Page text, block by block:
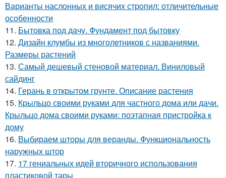
Варианты наслонных и висячих стропил: отличительные
особенности
11. Бытовка под дачу. Фундамент под бытовку
12. Дизайн клумбы из многолетников с названиями.
Размеры растений
13. Самый дешевый стеновой материал. Виниловый
сайдинг
14. Герань в открытом грунте. Описание растения
15. Крыльцо своими руками для частного дома или дачи.
Крыльцо дома своими руками: поэтапная пристройка к
дому
16. Выбираем шторы для веранды. Функциональность
наружных штор
17. 17 гениальных идей вторичного использования
пластиковой тары